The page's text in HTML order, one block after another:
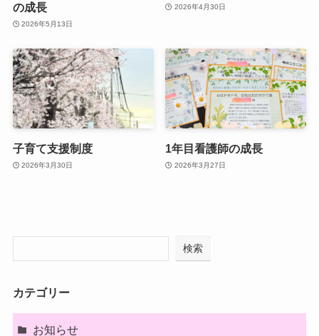
の成長
2026年5月13日
2026年4月30日
子育て支援制度
2026年3月30日
1年目看護師の成長
2026年3月27日
検索
カテゴリー
お知らせ